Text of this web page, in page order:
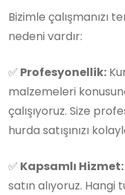
Bizimle çalışmanızı
nedeni vardır:
✅ Profesyonellik:
malzemeleri
çalışıyoruz. Size
hurda satışınızı
✅ Kapsamlı Hizmet:
satın alıyoruz.